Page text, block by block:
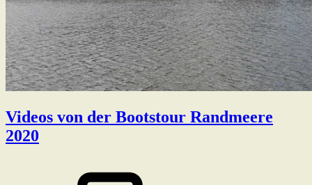
Videos von der Bootstour Randmeere
2020